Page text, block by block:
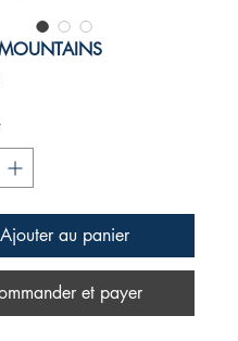
Ajouter au panier
et payer